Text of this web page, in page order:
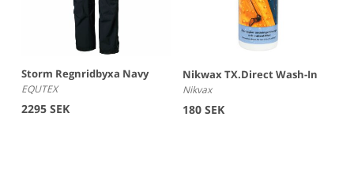
Storm Regnridbyxa Navy
EQUTEX
2295 SEK
Nikwax TX.Direct Wash-In
Nikvax
180 SEK